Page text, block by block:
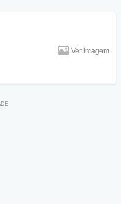
Ver imagem